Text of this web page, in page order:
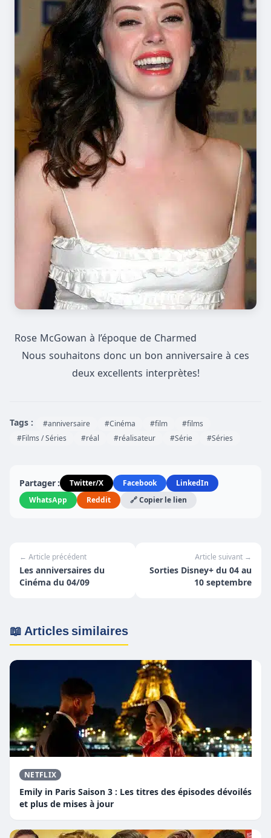
Rose McGowan à l’époque de Charmed
Nous souhaitons donc un bon anniversaire à ces
deux excellents interprètes!
Tags : #anniversaire #Cinéma #film
#films
#Films / Séries
#réal #réalisateur #Série #Séries
Partager : Twitter/X Facebook
LinkedIn
WhatsApp
Reddit 🔗 Copier le lien
← Article précédent
Les anniversaires du
Cinéma du 04/09
Article suivant →
Sorties Disney+ du 04 au
10 septembre
📖 Articles similaires
NETFLIX
Emily in Paris Saison 3 : Les titres des épisodes dévoilés
et plus de mises à jour